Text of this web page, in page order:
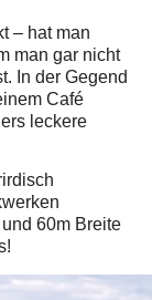
– hat man
man gar nicht
In der Gegend
Café
leckere
60m Breite